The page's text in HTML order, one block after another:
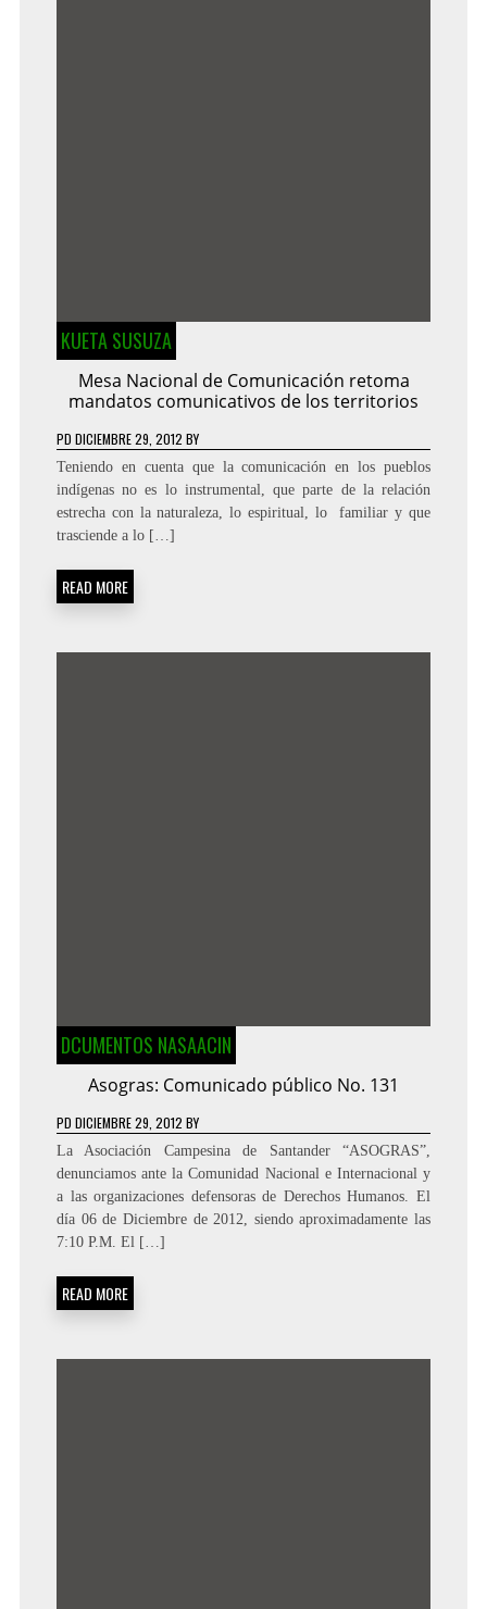
KUETA SUSUZA
Mesa Nacional de Comunicación retoma
mandatos comunicativos de los territorios
PD DICIEMBRE 29, 2012 BY
Teniendo en cuenta que la comunicación en los pueblos
indígenas no es lo instrumental, que parte de la relación
estrecha con la naturaleza, lo espiritual, lo familiar y que
trasciende a lo […]
READ MORE
DCUMENTOS NASAACIN
Asogras: Comunicado público No. 131
PD DICIEMBRE 29, 2012 BY
La Asociación Campesina de Santander “ASOGRAS”,
denunciamos ante la Comunidad Nacional e Internacional y
a las organizaciones defensoras de Derechos Humanos. El
día 06 de Diciembre de 2012, siendo aproximadamente las
7:10 P.M. El […]
READ MORE